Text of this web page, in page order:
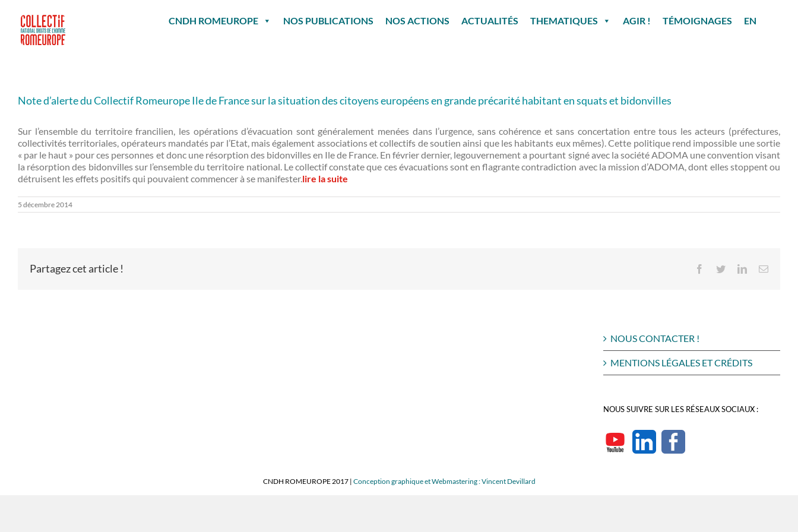
contenu
CNDH ROMEUROPE NOS PUBLICATIONS NOS ACTIONS ACTUALITÉS THEMATIQUES AGIR ! TÉMOIGNAGES EN
Note d’alerte du Collectif Romeurope Ile de France sur la situation des citoyens européens en grande précarité habitant en squats et bidonvilles
Sur l’ensemble du territoire francilien, les opérations d’évacuation sont généralement menées dans l’urgence, sans cohérence et sans concertation entre tous les acteurs (préfectures,
collectivités territoriales, opérateurs mandatés par l’Etat, mais également associations et collectifs de soutien ainsi que les habitants eux mêmes). Cette politique rend impossible une sortie
« par le haut » pour ces personnes et donc une résorption des bidonvilles en Ile de France. En février dernier, legouvernement a pourtant signé avec la société ADOMA une convention visant
la résorption des bidonvilles sur l’ensemble du territoire national. Le collectif constate que ces évacuations sont en flagrante contradiction avec la mission d’ADOMA, dont elles stoppent ou
détruisent les effets positifs qui pouvaient commencer à se manifester.lire la suite
5 décembre 2014
Partagez cet article ! Facebook
TwitterLinkedInEmail
NOUS CONTACTER !
MENTIONS LÉGALES ET CRÉDITS
NOUS SUIVRE SUR LES RÉSEAUX SOCIAUX :
CNDH ROMEUROPE 2017 | Conception graphique et Webmastering : Vincent Devillard